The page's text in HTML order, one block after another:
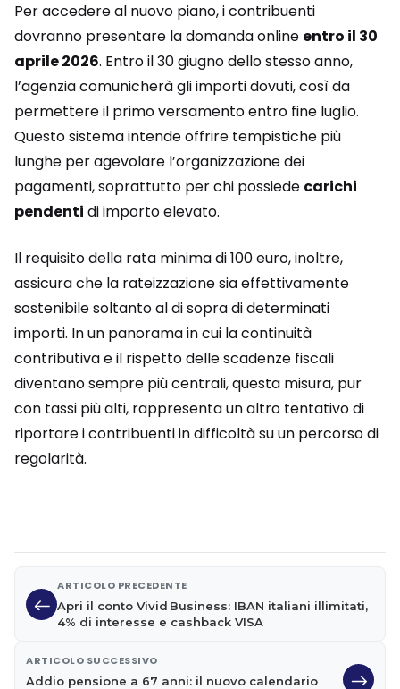
Per accedere al nuovo piano, i contribuenti
dovranno presentare la domanda online entro il 30
aprile 2026. Entro il 30 giugno dello stesso anno,
l’agenzia comunicherà gli importi dovuti, così da
permettere il primo versamento entro fine luglio.
Questo sistema intende offrire tempistiche più
lunghe per agevolare l’organizzazione dei
pagamenti, soprattutto per chi possiede carichi
pendenti di importo elevato.
Il requisito della rata minima di 100 euro, inoltre,
assicura che la rateizzazione sia effettivamente
sostenibile soltanto al di sopra di determinati
importi. In un panorama in cui la continuità
contributiva e il rispetto delle scadenze fiscali
diventano sempre più centrali, questa misura, pur
con tassi più alti, rappresenta un altro tentativo di
riportare i contribuenti in difficoltà su un percorso di
regolarità.
ARTICOLO PRECEDENTE
Apri il conto Vivid Business: IBAN italiani illimitati,
4% di interesse e cashback VISA
ARTICOLO SUCCESSIVO
Addio pensione a 67 anni: il nuovo calendario